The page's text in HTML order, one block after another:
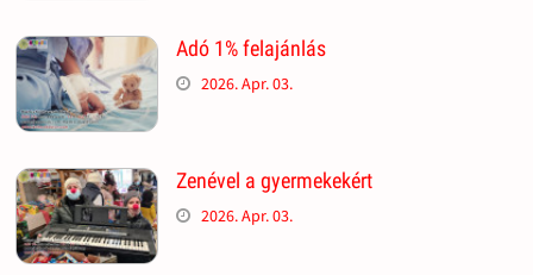
Adó 1% felajánlás
2026. Apr. 03.
Zenével a gyermekekért
2026. Apr. 03.